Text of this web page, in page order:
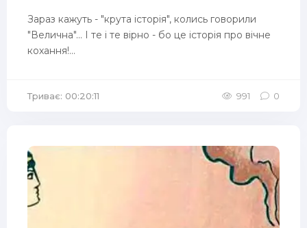
Зараз кажуть - "крута історія", колись говорили
"Велична"... І те і те вірно - бо це історія про вічне
кохання!...
Триває: 00:20:11 991 0